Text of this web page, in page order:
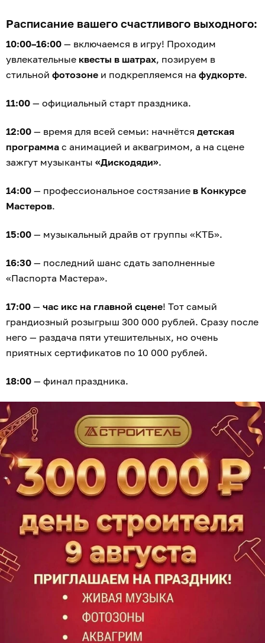
Расписание вашего счастливого выходного:
10:00–16:00 — включаемся в игру! Проходим
увлекательные квесты в шатрах, позируем в
стильной фотозоне и подкрепляемся на фудкорте.
11:00 — официальный старт праздника.
12:00 — время для всей семьи: начнётся детская
программа с анимацией и аквагримом, а на сцене
зажгут музыканты «Дискодяди».
14:00 — профессиональное состязание в Конкурсе
Мастеров.
15:00 — музыкальный драйв от группы «КТБ».
16:30 — последний шанс сдать заполненные
«Паспорта Мастера».
17:00 — час икс на главной сцене! Тот самый
грандиозный розыгрыш 300 000 рублей. Сразу после
него — раздача пяти утешительных, но очень
приятных сертификатов по 10 000 рублей.
18:00 — финал праздника.